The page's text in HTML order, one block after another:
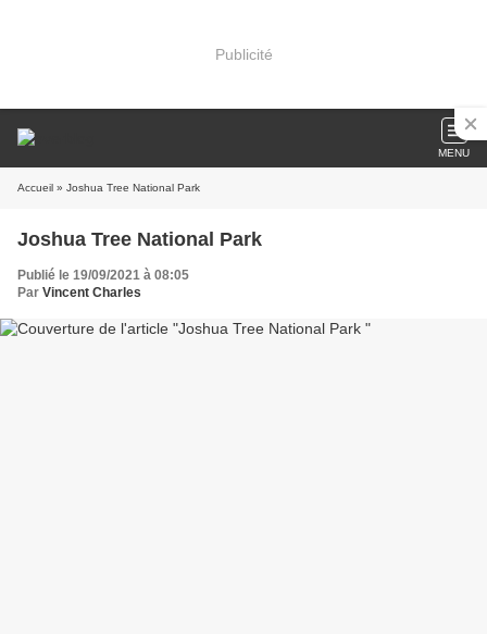
Publicité
MENU
Accueil » Joshua Tree National Park
Joshua Tree National Park
Publié le 19/09/2021 à 08:05
Par Vincent Charles